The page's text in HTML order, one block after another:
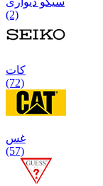
(2)
كات
(72)
غس
(57)